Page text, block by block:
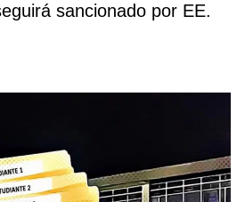
sancionado por EE.